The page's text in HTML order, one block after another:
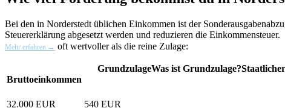
Bei den in Norderstedt üblichen Einkommen ist der
Steuererklärung abgesetzt werden und reduzieren die Einkommensteuer.
Mehr erfahren → oft wertvoller als die reine Zulage:
Bruttoeinkommen
GrundzulageWas ist Grundzulage?
32.000 EUR
540 EUR